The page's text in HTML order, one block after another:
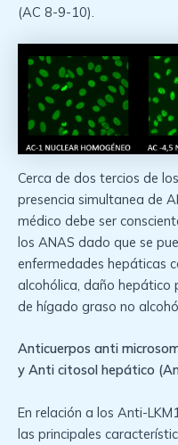
(AC 8-9-10).
Cerca de dos tercios de
presencia simultanea de
médico debe ser
los ANAS dado que se
enfermedades hepáticas
alcohólica, daño hepático
de hígado graso no
Anticuerpos anti
y Anti citosol hepático
En relación a los Anti-
las principales